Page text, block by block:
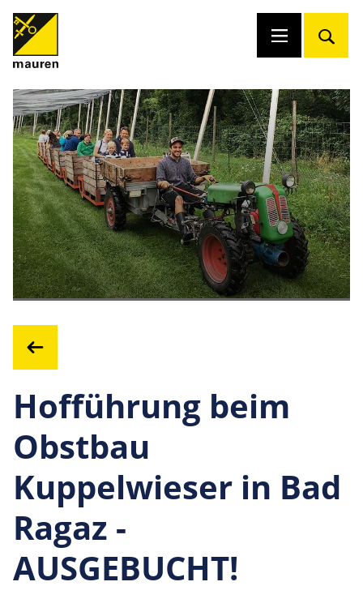
Hofführung beim
Obstbau
Kuppelwieser in Bad
Ragaz -
AUSGEBUCHT!